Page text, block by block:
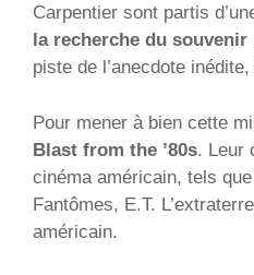
Carpentier sont partis
la recherche du souvenir
piste de l’anecdote
Pour mener à bien cette
Blast from the ’80s. Leur
cinéma américain, tels
Fantômes, E.T.
américain.